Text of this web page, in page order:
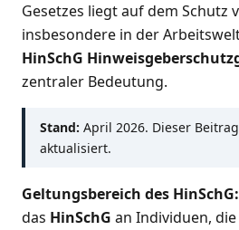
Gesetzes liegt auf dem Schutz
insbesondere in der
HinSchG
zentraler Bedeutung.
Stand: April 2026. Dieser
aktualisiert.
Geltungsbereich des HinSchG:
das HinSchG an Individuen,